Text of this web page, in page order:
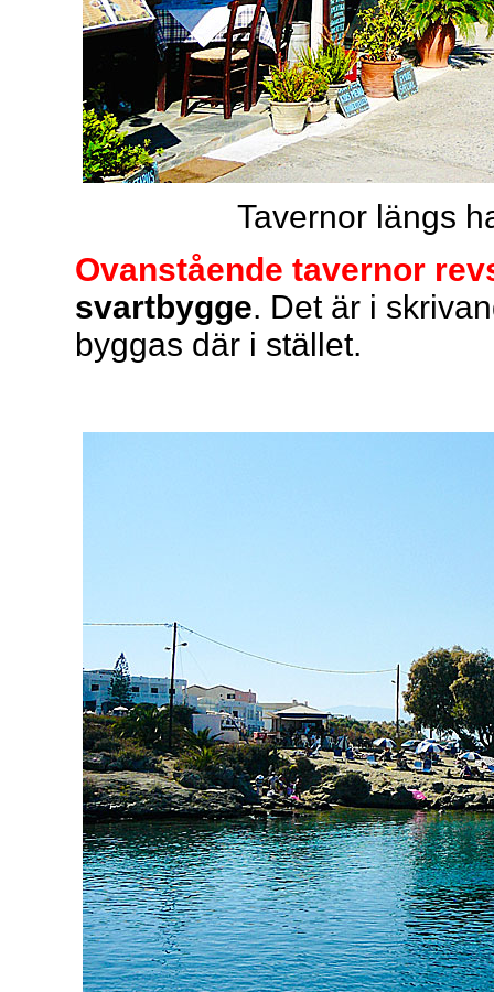
Tavernor längs
Ovanstående tavernor
svartbygge. Det är i
byggas där i stället.